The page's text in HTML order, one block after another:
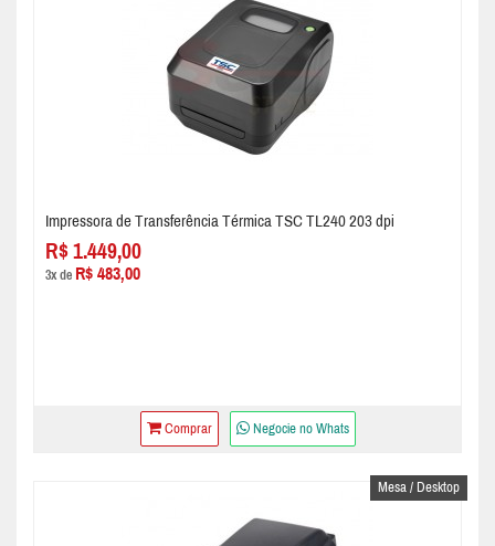
Impressora de Transferência Térmica TSC TL240 203 dpi
R$ 1.449,00
3x de R$ 483,00
Comprar Negocie no Whats
Mesa / Desktop